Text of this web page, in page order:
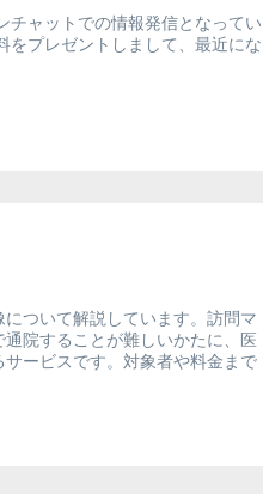
チャットでの情報発信となってい
をプレゼントしまして、最近にな
ついて解説しています。訪問マ
院することが難しいかたに、医
ービスです。対象者や料金まで